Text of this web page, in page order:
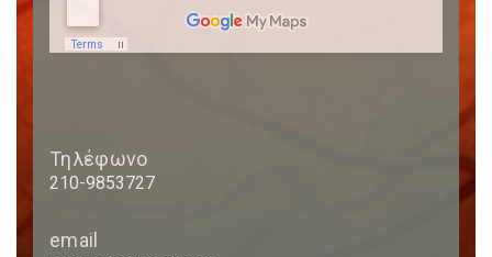
Τηλέφωνο
210-9853727
email